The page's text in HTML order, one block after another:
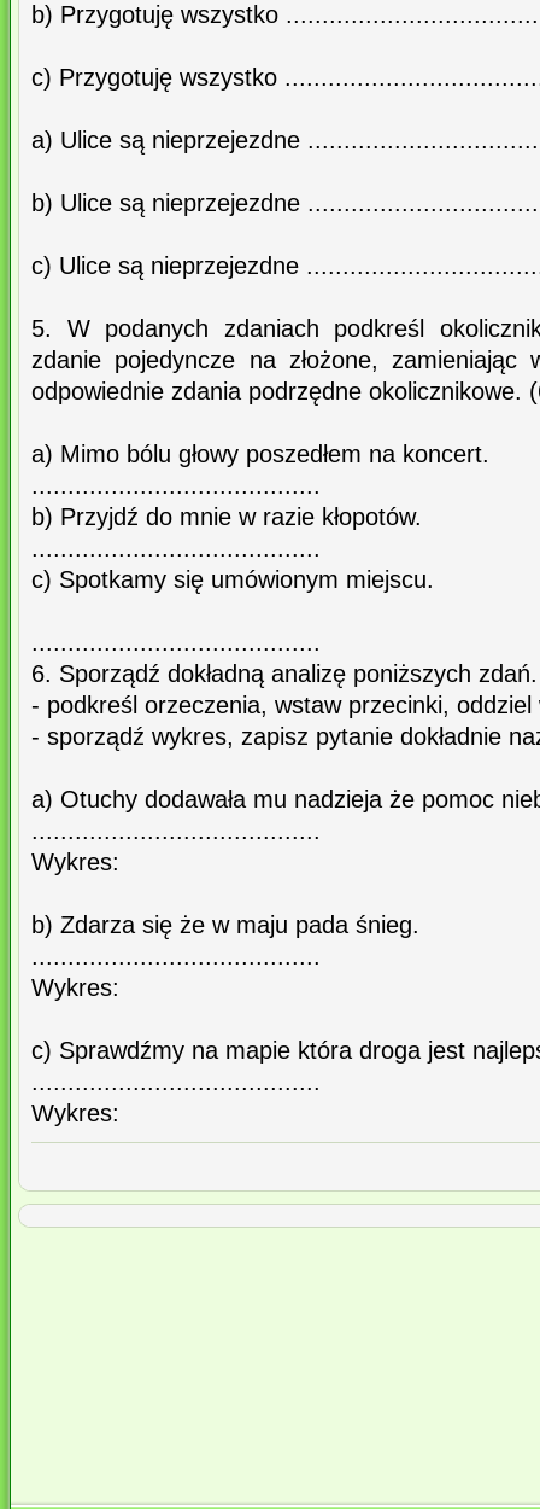
b) Przygotuję wszystko
c) Przygotuję wszystko
a) Ulice są nieprzejezdne
b) Ulice są nieprzejezdne
c) Ulice są nieprzejezdne
5. W podanych zdaniach podkreśl
zdanie pojedyncze na złożone, zamieniając
odpowiednie zdania podrzędne okolicznikowe.
a) Mimo bólu głowy poszedłem na koncert.
........................................
b) Przyjdź do mnie w razie kłopotów.
........................................
c) Spotkamy się umówionym miejscu.
........................................
6. Sporządź dokładną analizę poniższych
- podkreśl orzeczenia, wstaw przecinki,
- sporządź wykres, zapisz pytanie dokładnie
a) Otuchy dodawała mu nadzieja że pomoc
........................................
Wykres:
b) Zdarza się że w maju pada śnieg.
........................................
Wykres:
c) Sprawdźmy na mapie która droga jest
........................................
Wykres: